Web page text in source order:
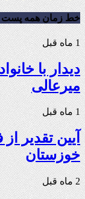
خط زمان همه پست
1 ماه قبل
دیدار با
میرعالی
1 ماه قبل
آیین تقدیر
خوزستان
2 ماه قبل